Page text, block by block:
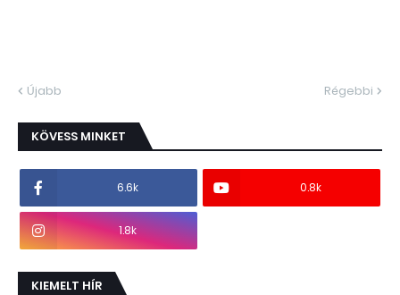
Újabb Régebbi
KÖVESS MINKET
6.6k 0.8k
1.8k
KIEMELT HÍR